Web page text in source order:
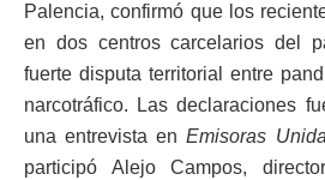
Palencia, confirmó que los
en dos centros carcelarios del
fuerte disputa territorial entre
narcotráfico. Las declaraciones
una entrevista en Emisoras
participó Alejo Campos,